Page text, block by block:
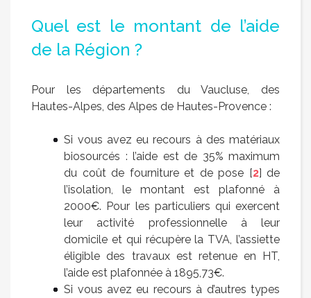
Quel est le montant de l’aide
de la Région ?
Pour les départements du Vaucluse, des
Hautes-Alpes, des Alpes de Hautes-Provence :
Si vous avez eu recours à des matériaux
biosourcés : l’aide est de 35% maximum
du coût de fourniture et de pose [2] de
l’isolation, le montant est plafonné à
2000€. Pour les particuliers qui exercent
leur activité professionnelle à leur
domicile et qui récupère la TVA, l’assiette
éligible des travaux est retenue en HT,
l’aide est plafonnée à 1895,73€.
Si vous avez eu recours à d’autres types